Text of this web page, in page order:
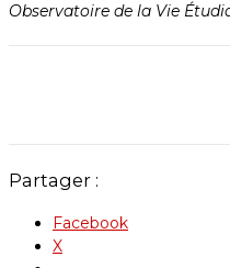
Observatoire de la Vie
Partager :
Facebook
X